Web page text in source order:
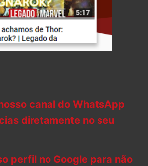
canal do WhatsApp
diretamente no seu
perfil no Google para não